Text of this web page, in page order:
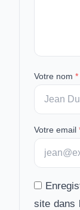
Votre nom *
Votre email
site dans